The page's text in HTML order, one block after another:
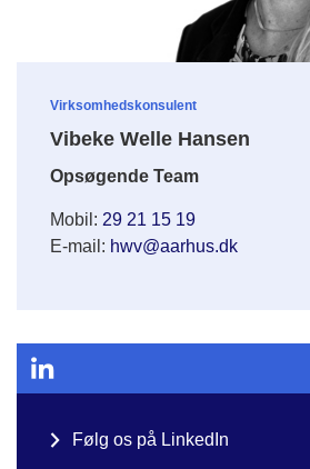
Virksomhedskonsulent
Vibeke Welle Hansen
Opsøgende Team
Mobil: 29 21 15 19
E-mail: hwv@aarhus.dk
Følg os på LinkedIn